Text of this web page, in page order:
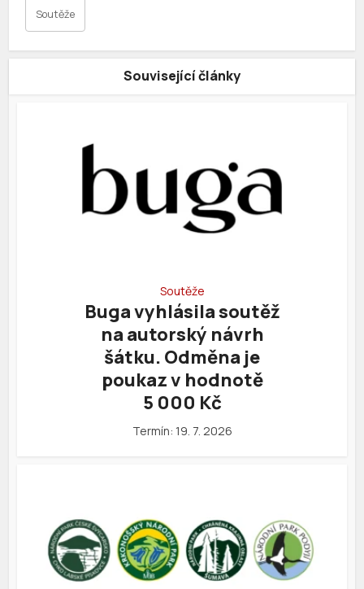
Soutěže
Související články
Soutěže
Buga vyhlásila soutěž
na autorský návrh
šátku. Odměna je
poukaz v hodnotě
5 000 Kč
Termín: 19. 7. 2026